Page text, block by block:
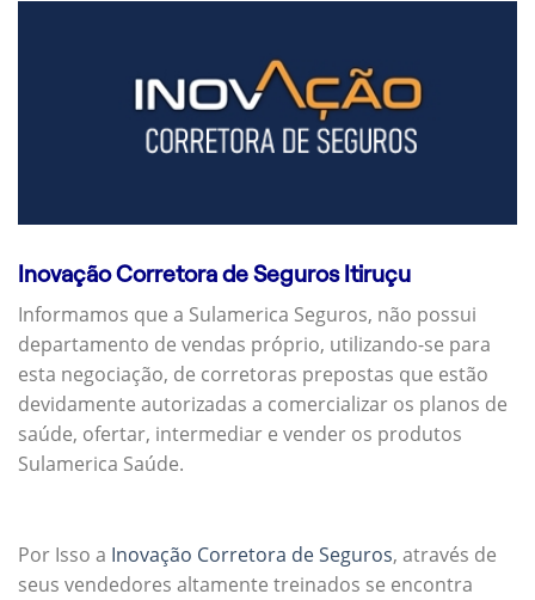
Inovação Corretora de Seguros Itiruçu
Informamos que a Sulamerica Seguros, não possui
departamento de vendas próprio, utilizando-se para
esta negociação, de corretoras prepostas que estão
devidamente autorizadas a comercializar os planos de
saúde, ofertar, intermediar e vender os produtos
Sulamerica Saúde.
Por Isso a Inovação Corretora de Seguros, através de
seus vendedores altamente treinados se encontra